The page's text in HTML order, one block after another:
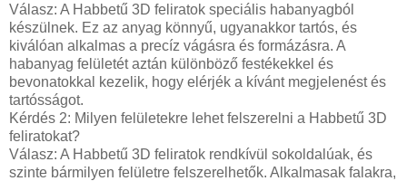
Válasz: A Habbetű 3D feliratok speciális habanyagból
készülnek. Ez az anyag könnyű, ugyanakkor tartós, és
kiválóan alkalmas a precíz vágásra és formázásra. A
habanyag felületét aztán különböző festékekkel és
bevonatokkal kezelik, hogy elérjék a kívánt megjelenést és
tartósságot.
Kérdés 2: Milyen felületekre lehet felszerelni a Habbetű 3D
feliratokat?
Válasz: A Habbetű 3D feliratok rendkívül sokoldalúak, és
szinte bármilyen felületre felszerelhetők. Alkalmasak falakra,